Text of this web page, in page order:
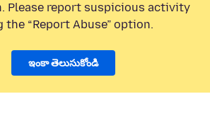
Please report suspicious activity
the “Report Abuse” option.
ఇంకా తెలుసుకోండి